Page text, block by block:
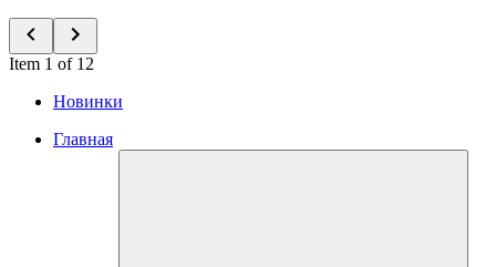
Item 1 of 12
Новинки
Главная